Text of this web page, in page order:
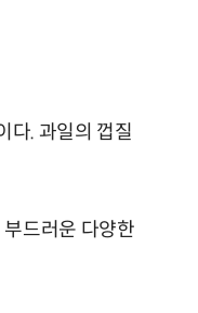
다. 과일의 껍질
드러운 다양한